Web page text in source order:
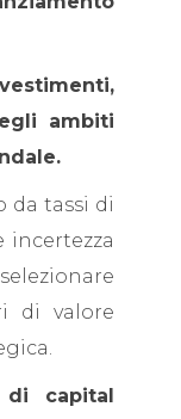
ambiti
da tassi di
incertezza
di valore
capital